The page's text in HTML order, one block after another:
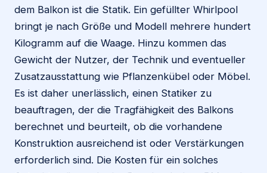
dem Balkon ist die Statik. Ein gefüllter Whirlpool
bringt je nach Größe und Modell mehrere hundert
Kilogramm auf die Waage. Hinzu kommen das
Gewicht der Nutzer, der Technik und eventueller
Zusatzausstattung wie Pflanzenkübel oder Möbel.
Es ist daher unerlässlich, einen Statiker zu
beauftragen, der die Tragfähigkeit des Balkons
berechnet und beurteilt, ob die vorhandene
Konstruktion ausreichend ist oder Verstärkungen
erforderlich sind. Die Kosten für ein solches